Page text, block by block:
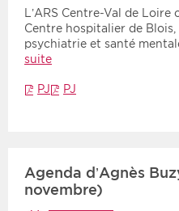
L’ARS Centre-Val de
Centre hospitalier de
psychiatrie et santé
suite
PJ
PJ
Agenda d’Agnès
novembre)